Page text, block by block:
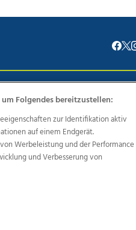
Ehrenkodex Politische Werbung
OÖN Reise
Promenaden Galerien
Folgendes bereitzustellen:
zur Identifikation aktiv
auf einem Endgerät.
Werbeleistung und der Performance
und Verbesserung von